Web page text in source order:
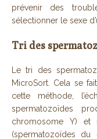
prévenir des
sélectionner le sexe
Tri des
Le tri des
MicroSort. Cela se
cette méthode,
spermatozoïdes
chromosome Y) et
(spermatozoïdes